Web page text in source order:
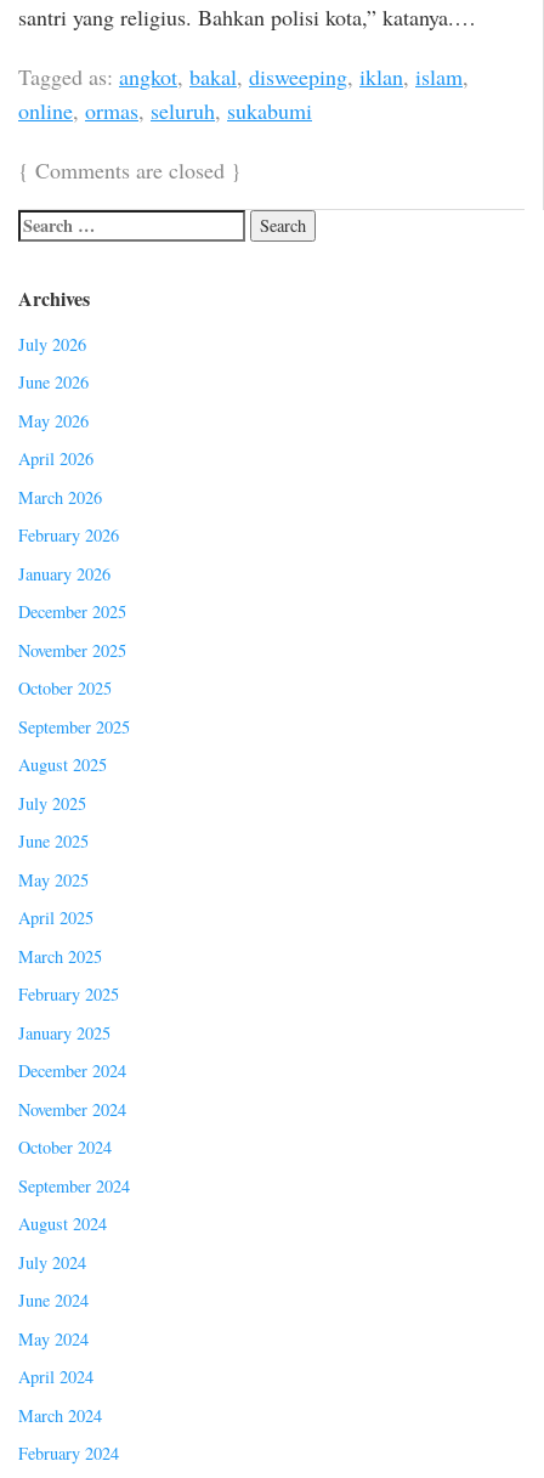
santri yang religius. Bahkan polisi kota,” katanya.…
Tagged as: angkot, bakal, disweeping, iklan, islam,
online, ormas, seluruh, sukabumi
{ Comments are closed }
Archives
July 2026
June 2026
May 2026
April 2026
March 2026
February 2026
January 2026
December 2025
November 2025
October 2025
September 2025
August 2025
July 2025
June 2025
May 2025
April 2025
March 2025
February 2025
January 2025
December 2024
November 2024
October 2024
September 2024
August 2024
July 2024
June 2024
May 2024
April 2024
March 2024
February 2024